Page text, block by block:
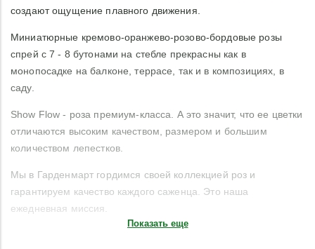
создают ощущение плавного движения.
Миниатюрные кремово-оранжево-розово-бордовые розы
спрей с 7 - 8 бутонами на стебле прекрасны как в
монопосадке на балконе, террасе, так и в композициях, в
саду.
Show Flow - роза премиум-класса. А это значит, что ее цветки
отличаются высоким качеством, размером и большим
количеством лепестков.
Мы в Гарденмарт гордимся своей коллекцией роз и
гарантируем качество каждого саженца. Это наша
ежедневная миссия.
Показать еще